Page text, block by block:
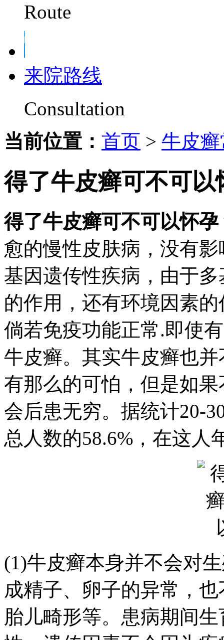
Route
来院路线
Consultation
当前位置： 首页 > 牛皮
得了牛皮癣可不可以
得了牛皮癣可不可以怀孕
愈的慢性皮肤病，没有
基因遗传性疾病，由于
的作用，还有环境因素
倘若免疫功能正常.即使
牛皮癣。其实牛皮癣也
有那么的可怕，但是如
会后患无穷。据统计20-
总人数的58.6%，在这人
(1)牛皮癣本身并不会对
成精子、卵子的异常，
胎儿畸形等。患病期间